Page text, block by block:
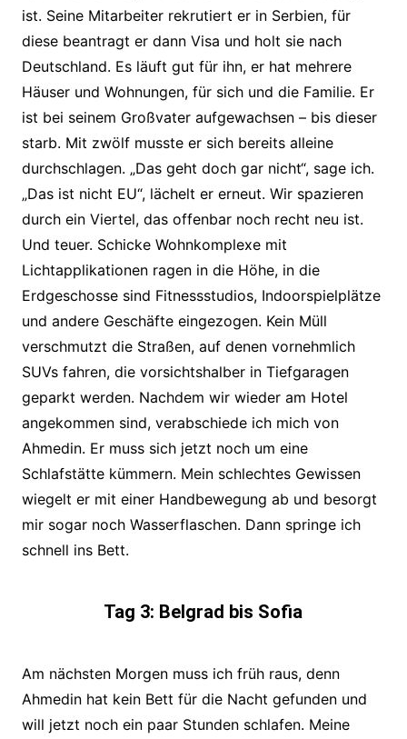
ist. Seine Mitarbeiter rekrutiert er in Serbien, für
diese beantragt er dann Visa und holt sie nach
Deutschland. Es läuft gut für ihn, er hat mehrere
Häuser und Wohnungen, für sich und die Familie. Er
ist bei seinem Großvater aufgewachsen – bis dieser
starb. Mit zwölf musste er sich bereits alleine
durchschlagen. „Das geht doch gar nicht“, sage ich.
„Das ist nicht EU“, lächelt er erneut. Wir spazieren
durch ein Viertel, das offenbar noch recht neu ist.
Und teuer. Schicke Wohnkomplexe mit
Lichtapplikationen ragen in die Höhe, in die
Erdgeschosse sind Fitnessstudios, Indoorspielplätze
und andere Geschäfte eingezogen. Kein Müll
verschmutzt die Straßen, auf denen vornehmlich
SUVs fahren, die vorsichtshalber in Tiefgaragen
geparkt werden. Nachdem wir wieder am Hotel
angekommen sind, verabschiede ich mich von
Ahmedin. Er muss sich jetzt noch um eine
Schlafstätte kümmern. Mein schlechtes Gewissen
wiegelt er mit einer Handbewegung ab und besorgt
mir sogar noch Wasserflaschen. Dann springe ich
schnell ins Bett.
Tag 3: Belgrad bis Sofia
Am nächsten Morgen muss ich früh raus, denn
Ahmedin hat kein Bett für die Nacht gefunden und
will jetzt noch ein paar Stunden schlafen. Meine